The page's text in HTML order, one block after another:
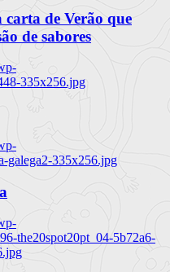
de Verão que
de sabores
335x256.jpg
galega2-335x256.jpg
the20spot20pt_04-5b72a6-